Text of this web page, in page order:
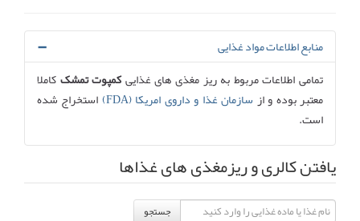
منابع اطلاعات مواد غذایی
تمامی اطلاعات مربوط به ریز مغذی های غذاییکمپوت تمشککاملا
معتبر بوده و از سازمان غذا و داروی امریکا (FDA)
استخراج شده
است.
یافتن کالری و ریزمغذی های غذاها
جستجو